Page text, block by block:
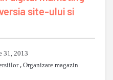
site-ului si
31, 2013
, Organizare magazin